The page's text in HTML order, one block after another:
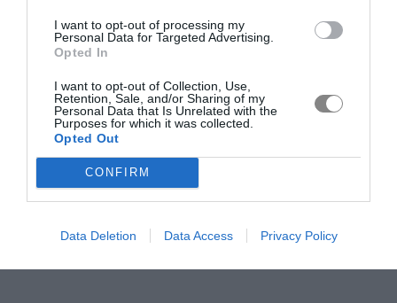
I want to opt-out of processing my
Personal Data for Targeted Advertising.
Opted In
I want to opt-out of Collection, Use,
Retention, Sale, and/or Sharing of my
Personal Data that Is Unrelated with the
Purposes for which it was collected.
Opted Out
CONFIRM
Data Deletion Data Access Privacy Policy